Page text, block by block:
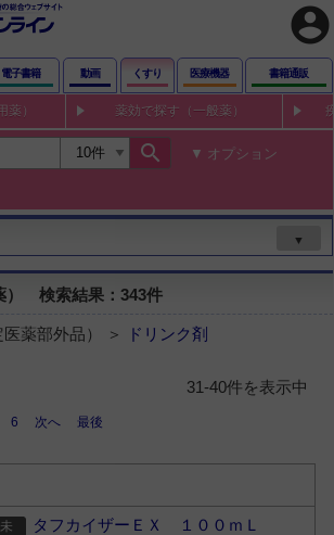
account_circle
電子書籍 動画 くすり 医療機器 書籍通販
） 薬効で探す（一般薬）
search オプション
▼
） 検索結果：343件
薬部外品） ＞ ドリンク剤
31-40件を表示中
6 次へ 最後
タフカイザーＥＸ １００ｍＬ